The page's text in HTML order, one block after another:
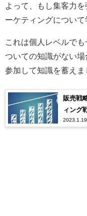
よって、もし集客力
ーケティングについて
これは個人レベルで
ついての知識がない
参加して知識を蓄えま
販売戦
ィング
2023.1.19